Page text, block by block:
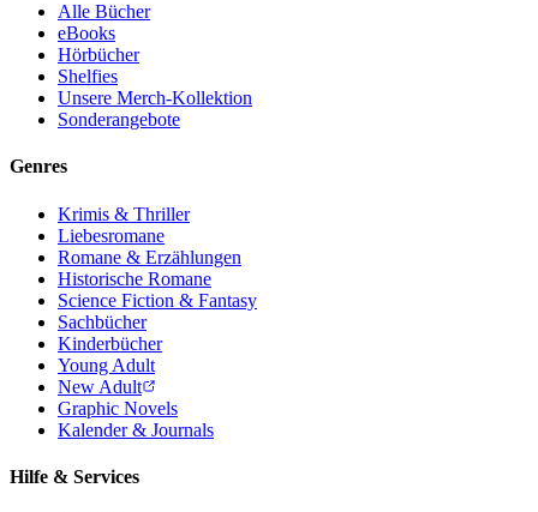
Alle Bücher
eBooks
Hörbücher
Shelfies
Unsere Merch-Kollektion
Sonderangebote
Genres
Krimis & Thriller
Liebesromane
Romane & Erzählungen
Historische Romane
Science Fiction & Fantasy
Sachbücher
Kinderbücher
Young Adult
New Adult
Graphic Novels
Kalender & Journals
Hilfe & Services